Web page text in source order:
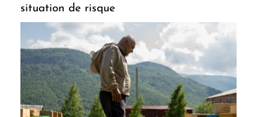
situation de risque